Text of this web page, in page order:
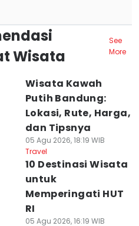
Wisata
See
More
Wisata Kawah
Putih Bandung:
Lokasi, Rute, Harga,
dan Tipsnya
05 Agu 2026, 18:19 WIB
Travel
10 Destinasi Wisata
untuk
Memperingati HUT
RI
05 Agu 2026, 16:19 WIB